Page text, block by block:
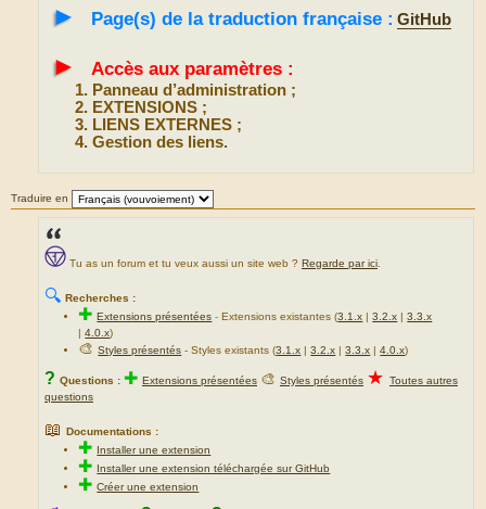
► Page(s) de la traduction française : GitHub
► Accès aux paramètres :
Panneau d’administration ;
EXTENSIONS ;
LIENS EXTERNES ;
Gestion des liens.
Traduire en
Tu as un forum et tu veux aussi un site web ? Regarde par ici.
🔍 Recherches :
✚Extensions présentées -Extensions existantes (3.1.x |3.2.x |3.3.x
|4.0.x)
🎨Styles présentés - Styles existants (3.1.x |3.2.x |3.3.x |4.0.x)
? Questions : ✚ Extensions présentées 🎨 Styles présentés ★ Toutes autres
questions
📖 Documentations :
✚ Installer une extension
✚ Installer une extension téléchargée sur GitHub
✚Créer une extension